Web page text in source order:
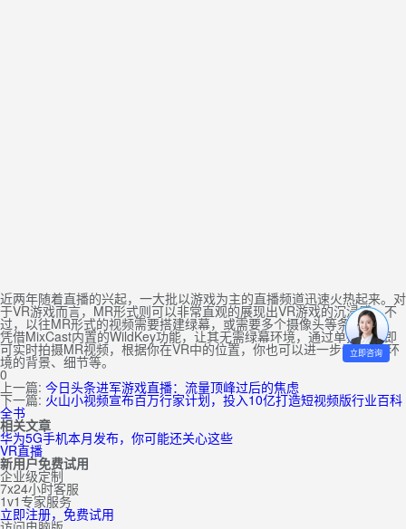
近两年随着直播的兴起，一大批以游戏为主的直播频道迅速火热起来。对
于VR游戏而言，MR形式则可以非常直观的展现出VR游戏的沉浸感。不
过，以往MR形式的视频需要搭建绿幕，或需要多个摄像头等条件。
凭借MixCast内置的WildKey功能，让其无需绿幕环境，通过单摄像头即
可实时拍摄MR视频，根据你在VR中的位置，你也可以进一步调整MR环
境的背景、细节等。
0
上一篇: 今日头条进军游戏直播：流量顶峰过后的焦虑
下一篇: 火山小视频宣布百万行家计划，投入10亿打造短视频版行业百科
全书
相关文章
华为5G手机本月发布，你可能还关心这些
VR直播
新用户免费试用
企业级定制
7x24小时客服
1v1专家服务
立即注册，免费试用
立即咨询